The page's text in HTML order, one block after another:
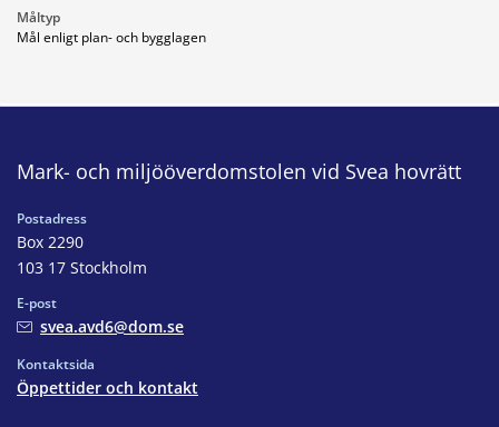
Måltyp
Mål enligt plan- och bygglagen
Mark- och miljööverdomstolen vid Svea hovrätt
Postadress
Box 2290
103 17 Stockholm
E-post
svea.avd6@dom.se
Kontaktsida
Öppettider och kontakt